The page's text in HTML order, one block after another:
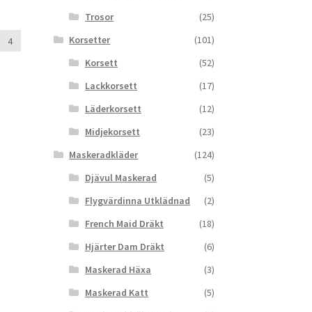
4
Trosor
(25)
Korsetter
(101)
Korsett
(52)
Lackkorsett
(17)
Läderkorsett
(12)
Midjekorsett
(23)
Maskeradkläder
(124)
Djävul Maskerad
(5)
Flygvärdinna Utklädnad
(2)
French Maid Dräkt
(18)
Hjärter Dam Dräkt
(6)
Maskerad Häxa
(3)
Maskerad Katt
(5)